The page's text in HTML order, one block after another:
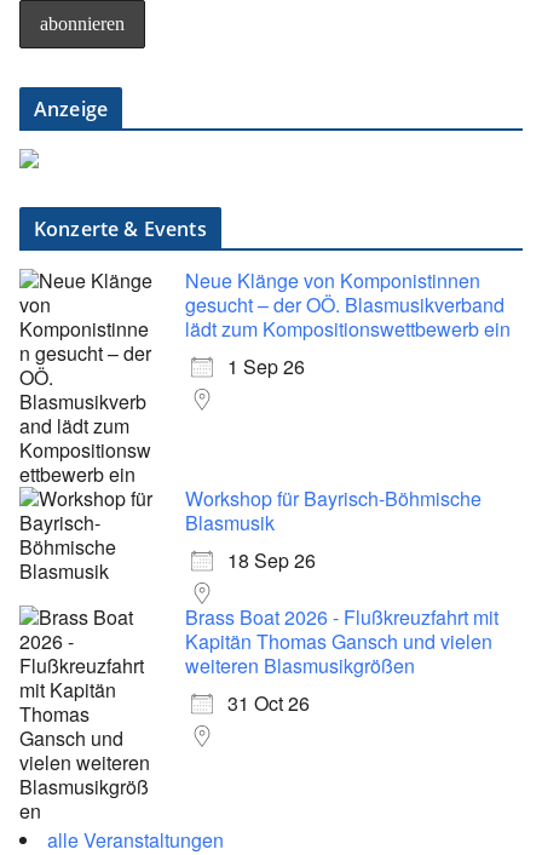
Anzeige
Konzerte & Events
Neue Klänge von Komponistinnen
gesucht – der OÖ. Blasmusikverband
lädt zum Kompositionswettbewerb ein
1 Sep 26
Workshop für Bayrisch-Böhmische
Blasmusik
18 Sep 26
Brass Boat 2026 - Flußkreuzfahrt mit
Kapitän Thomas Gansch und vielen
weiteren Blasmusikgrößen
31 Oct 26
alle Veranstaltungen